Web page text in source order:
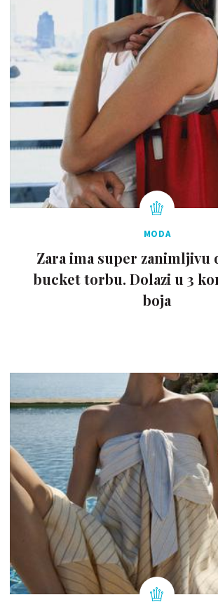
MODA
Zara ima super zanimljivu
bucket torbu. Dolazi u 3
boja